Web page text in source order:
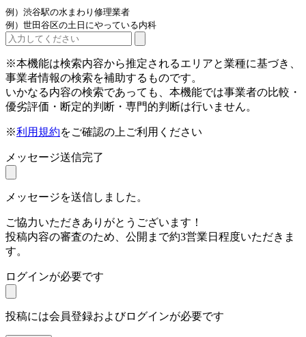
例）渋谷駅の水まわり修理業者
例）世田谷区の土日にやっている内科
※本機能は検索内容から推定されるエリアと業種に基づき、
事業者情報の検索を補助するものです。
いかなる内容の検索であっても、本機能では事業者の比較・
優劣評価・断定的判断・専門的判断は行いません。
※利用規約をご確認の上ご利用ください
メッセージ送信完了
メッセージを送信しました。
ご協力いただきありがとうございます！
投稿内容の審査のため、公開まで約3営業日程度いただきま
す。
ログインが必要です
投稿には会員登録およびログインが必要です